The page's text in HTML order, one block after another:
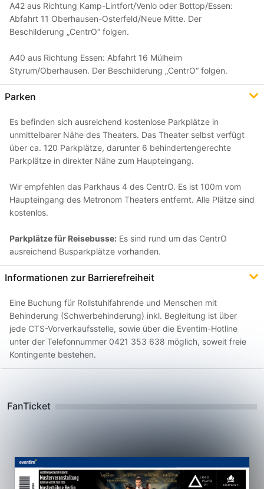
A42 aus Richtung Kamp-Lintfort/Venlo oder Bottop/Essen:
Abfahrt 11 Oberhausen-Osterfeld/Neue Mitte. Der
Beschilderung „CentrO“ folgen.
A40 aus Richtung Essen: Abfahrt 16 Mülheim
Styrum/Oberhausen. Der Beschilderung „CentrO“ folgen.
Parken
Es befinden sich ausreichend kostenlose Parkplätze in
unmittelbarer Nähe des Theaters. Das Theater selbst verfügt
über ca. 120 Parkplätze, darunter 6 behindertengerechte
Parkplätze in direkter Nähe zum Haupteingang.
Wir empfehlen das Parkhaus 4 des CentrO. Es ist 100m vom
Haupteingang des Metronom Theaters entfernt. Alle Plätze sind
kostenlos.
Parkplätze für Reisebusse: Es sind rund um das CentrO
ausreichend Busparkplätze vorhanden.
Informationen zur Barrierefreiheit
Eine Buchung für Rollstuhlfahrende und Menschen mit
Behinderung (Schwerbehinderung) inkl. Begleitung ist über
jede CTS-Vorverkaufsstelle, sowie über die Eventim-Hotline
unter der Telefonnummer 0421 353 638 möglich, soweit freie
Kontingente bestehen.
FanTicket